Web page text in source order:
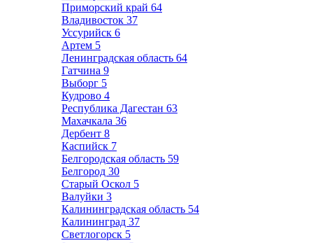
Приморский край 64
Владивосток 37
Уссурийск 6
Артем 5
Ленинградская область 64
Гатчина 9
Выборг 5
Кудрово 4
Республика Дагестан 63
Махачкала 36
Дербент 8
Каспийск 7
Белгородская область 59
Белгород 30
Старый Оскол 5
Валуйки 3
Калининградская область 54
Калининград 37
Светлогорск 5